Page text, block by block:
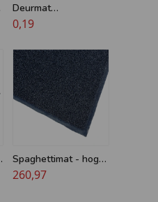
Deurmat
grijs/antraciet met
0,19
Spaghettimat - hoge
kwaliteit - 14 mm -
260,97